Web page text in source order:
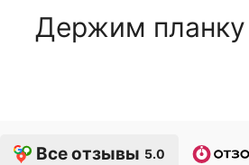
Держим планку
Все отзывы 5.0